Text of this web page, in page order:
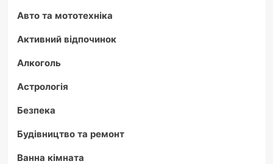
Авто та мототехніка
Активний відпочинок
Алкоголь
Астрологія
Безпека
Будівництво та ремонт
Ванна кімната